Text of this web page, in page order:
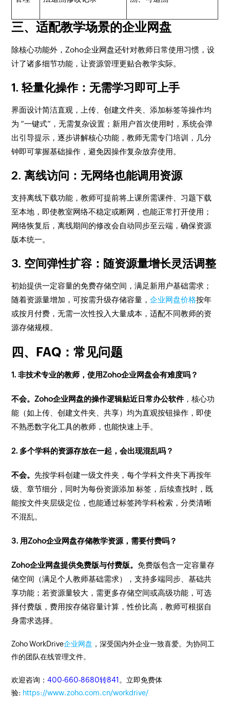
三、适配教学场景的企业网盘
除核心功能外，Zoho企业网盘还针对教师日常使用习惯，设
计了诸多细节功能，让资源管理更贴合教学实际。
1. 轻量化操作：无需学习即可上手
界面设计简洁直观，上传、创建文件夹、添加标签等操作均
为 “一键式”，无需复杂设置；新用户首次使用时，系统会弹
出引导提示，逐步讲解核心功能，教师无需专门培训，几分
钟即可掌握基础操作，避免因操作复杂放弃使用。
2. 离线访问：无网络也能调用资源
支持离线下载功能，教师可提前将上课所需课件、习题下载
至本地，即使教室网络不稳定或断网，也能正常打开使用；
网络恢复后，离线期间的修改会自动同步至云端，确保资源
版本统一。
3. 空间弹性扩容：随资源量增长灵活调整
初始提供一定容量的免费存储空间，满足新用户基础需求；
随着资源量增加，可按需升级存储容量，企业网盘价格按年
或按月付费，无需一次性投入大量成本，适配不同教师的资
源存储规模。
四、FAQ：常见问题
1. 非技术专业的教师，使用Zoho企业网盘会有难度吗？
不会。Zoho企业网盘的操作逻辑贴近日常办公软件，核心功
能（如上传、创建文件夹、共享）均为直观按钮操作，即使
不熟悉数字化工具的教师，也能快速上手。
2. 多个学科的资源存放在一起，会出现混乱吗？
不会。 先按学科创建一级文件夹，每个学科文件夹下再按年
级、章节细分，同时为每份资源添加 标签，后续查找时，既
能按文件夹层级定位，也能通过标签跨学科检索，分类清晰
不混乱。
3. 用Zoho企业网盘存储教学资源，需要付费吗？
Zoho企业网盘提供免费版与付费版。免费版包含一定容量存
储空间（满足个人教师基础需求），支持多端同步、基础共
享功能；若资源量较大，需更多存储空间或高级功能，可选
择付费版，费用按存储容量计算，性价比高，教师可根据自
身需求选择。
Zoho WorkDrive企业网盘 ，深受国内外企业一致喜爱。为协同工
作的团队在线管理文件。
欢迎咨询：400-660-8680转841 。立即免费体
验: https://www.zoho.com.cn/workdrive/